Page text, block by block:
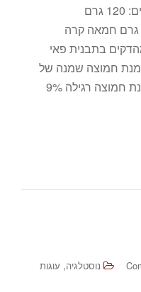
בעולם….מדוברת ביותר. מצרכים: 120 גרם
ביסקוויטים פתי בר כף סוכר 30 גרם חמאה קרה
בתבנית פאי
משומנת קרם גבינה: 2 שמנת חמוצה שמנה של
פעם = 500 מ"ל – ולשפויים שמנת חמוצה רגילה 9%
נוסטלגיה, עוגות